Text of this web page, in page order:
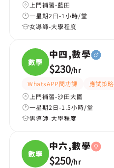
上門補習-藍田
一星期2日-1小時/堂
女導師-大學程度
數學
中四,數學
$230/hr
WhatsAPP問功課 應試策略
上門補習-沙田大圍
一星期2日-1.5小時/堂
男導師-大學程度
數學
中六,數學
$250/hr